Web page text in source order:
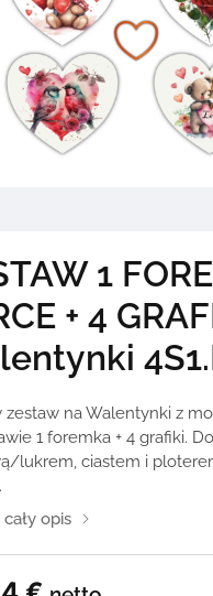
1
+ 4
zestaw na Walentynki z
1 foremka + 4 grafiki.
lukrem, ciastem i
opis